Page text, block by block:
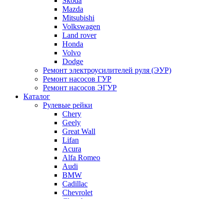
Mazda
Mitsubishi
Volkswagen
Land rover
Honda
Volvo
Dodge
Ремонт электроусилителей руля (ЭУР)
Ремонт насосов ГУР
Ремонт насосов ЭГУР
Каталог
Рулевые рейки
Chery
Geely
Great Wall
Lifan
Acura
Alfa Romeo
Audi
BMW
Cadillac
Chevrolet